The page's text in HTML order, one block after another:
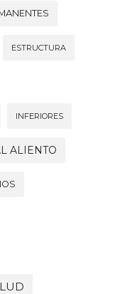
ESTRUCTURA
INFERIORES
ALIENTO